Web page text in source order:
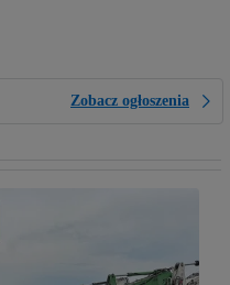
Zobacz ogłoszenia